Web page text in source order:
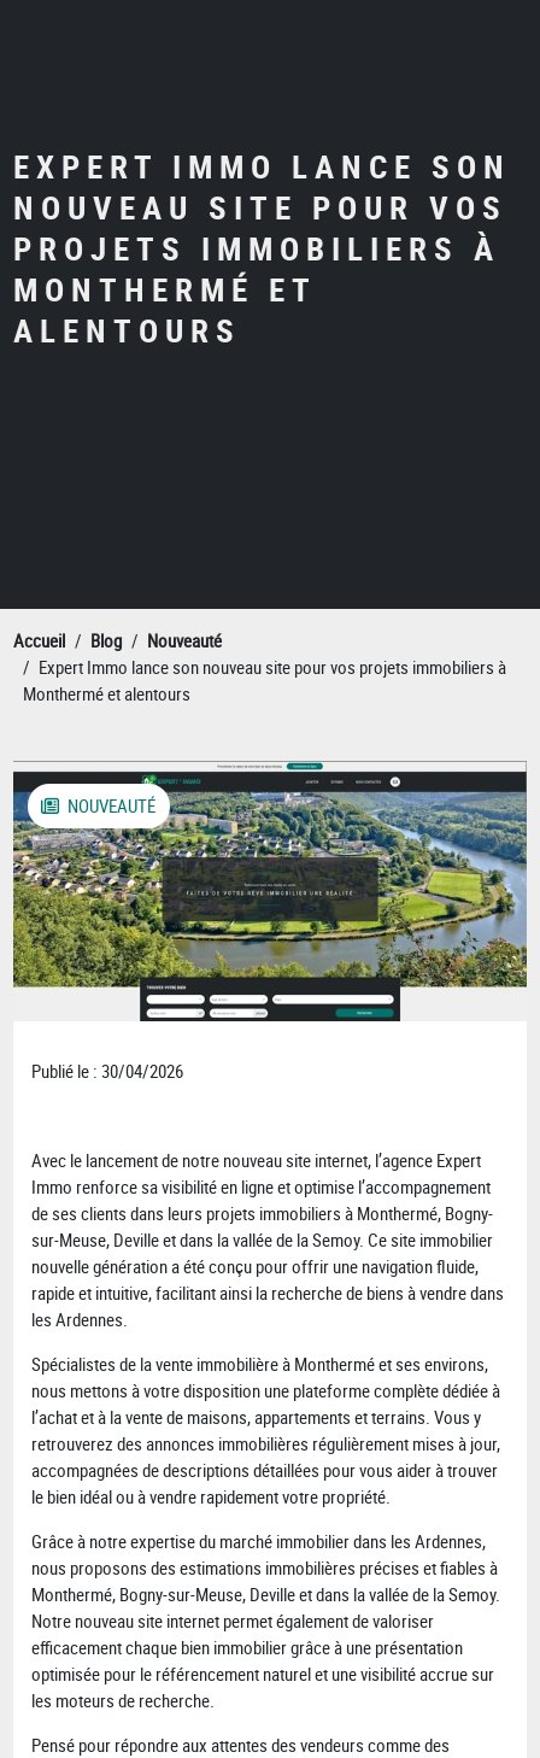
EXPERT IMMO LANCE SON
NOUVEAU SITE POUR VOS
PROJETS IMMOBILIERS À
MONTHERMÉ ET
ALENTOURS
Accueil Blog
Nouveauté
Expert Immo lance son nouveau site pour vos projets immobiliers à
Monthermé et alentours
NOUVEAUTÉ
Publié le : 30/04/2026
Avec le lancement de notre nouveau site internet, l’agence Expert
Immo renforce sa visibilité en ligne et optimise l’accompagnement
de ses clients dans leurs projets immobiliers à Monthermé, Bogny-
sur-Meuse, Deville et dans la vallée de la Semoy. Ce site immobilier
nouvelle génération a été conçu pour offrir une navigation fluide,
rapide et intuitive, facilitant ainsi la recherche de biens à vendre dans
les Ardennes.
Spécialistes de la vente immobilière à Monthermé et ses environs,
nous mettons à votre disposition une plateforme complète dédiée à
l’achat et à la vente de maisons, appartements et terrains. Vous y
retrouverez des annonces immobilières régulièrement mises à jour,
accompagnées de descriptions détaillées pour vous aider à trouver
le bien idéal ou à vendre rapidement votre propriété.
Grâce à notre expertise du marché immobilier dans les Ardennes,
nous proposons des estimations immobilières précises et fiables à
Monthermé, Bogny-sur-Meuse, Deville et dans la vallée de la Semoy.
Notre nouveau site internet permet également de valoriser
efficacement chaque bien immobilier grâce à une présentation
optimisée pour le référencement naturel et une visibilité accrue sur
les moteurs de recherche.
Pensé pour répondre aux attentes des vendeurs comme des